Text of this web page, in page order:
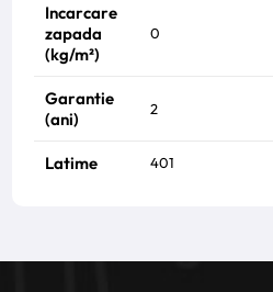
Incarcare
zapada
(kg/m²)
0
Garantie
(ani)
2
Latime 401